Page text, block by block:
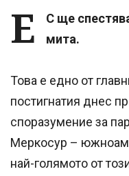
Е
С ще
мита.
Това е едно от
постигнатия днес
споразумение за
Меркосур –
най-голямото от